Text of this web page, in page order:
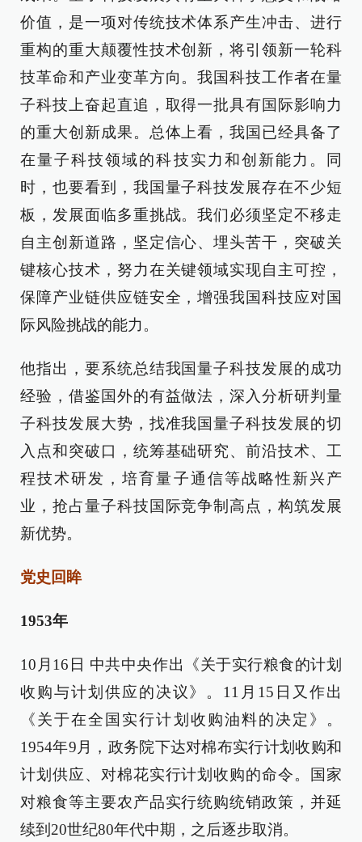
价值，是一项对传统技术体系产生冲击、进行
重构的重大颠覆性技术创新，将引领新一轮科
技革命和产业变革方向。我国科技工作者在量
子科技上奋起直追，取得一批具有国际影响力
的重大创新成果。总体上看，我国已经具备了
在量子科技领域的科技实力和创新能力。同
时，也要看到，我国量子科技发展存在不少短
板，发展面临多重挑战。我们必须坚定不移走
自主创新道路，坚定信心、埋头苦干，突破关
键核心技术，努力在关键领域实现自主可控，
保障产业链供应链安全，增强我国科技应对国
际风险挑战的能力。
他指出，要系统总结我国量子科技发展的成功
经验，借鉴国外的有益做法，深入分析研判量
子科技发展大势，找准我国量子科技发展的切
入点和突破口，统筹基础研究、前沿技术、工
程技术研发，培育量子通信等战略性新兴产
业，抢占量子科技国际竞争制高点，构筑发展
新优势。
党史回眸
1953年
10月16日 中共中央作出《关于实行粮食的计划
收购与计划供应的决议》。11月15日又作出
《关于在全国实行计划收购油料的决定》。
1954年9月，政务院下达对棉布实行计划收购和
计划供应、对棉花实行计划收购的命令。国家
对粮食等主要农产品实行统购统销政策，并延
续到20世纪80年代中期，之后逐步取消。